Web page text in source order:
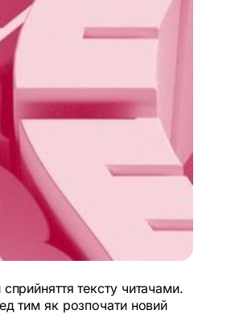
тексту читачами.
тим як розпочати новий